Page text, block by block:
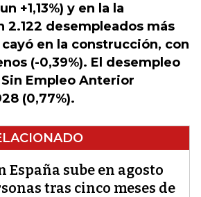
+1,13%) y en la la
2.122 desempleados más
cayó en la construcción, con
(-0,39%). El desempleo
Empleo Anterior
(0,77%).
España sube en agosto
tras cinco meses de